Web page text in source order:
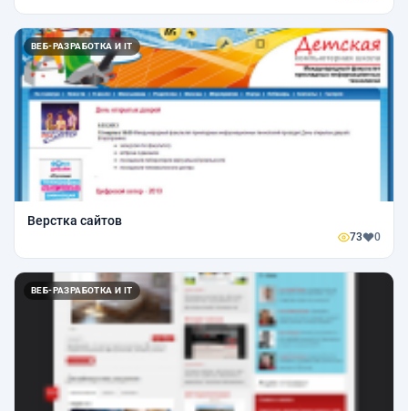
ВЕБ-РАЗРАБОТКА И IT
Верстка сайтов
73 0
ВЕБ-РАЗРАБОТКА И IT